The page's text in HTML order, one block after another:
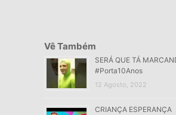
Vê Também
SERÁ QUE TÁ
#Porta10Anos
12 Agosto, 2022
CRIANÇA ESPERANÇA